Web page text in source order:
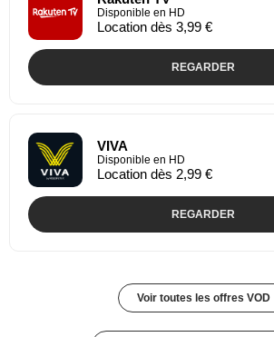
Disponible en HD
Location dès 3,99 €
REGARDER
VIVA
Disponible en HD
Location dès 2,99 €
REGARDER
Voir toutes les offres VOD